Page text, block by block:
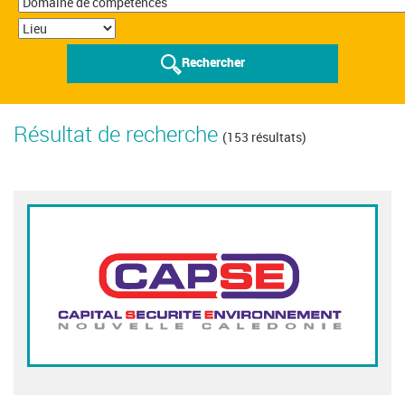
Rechercher
Résultat de recherche (153 résultats)